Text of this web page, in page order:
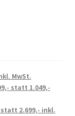
MwSt.
statt 1.049,-
statt 2.699,- inkl.